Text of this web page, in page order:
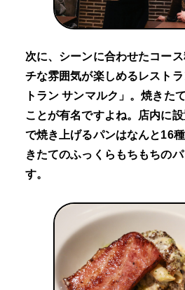
次に、シーンに合わせたコー
チな雰囲気が楽しめるレスト
トラン サンマルク」。焼きた
ことが有名ですよね。店内に
で焼き上げるパンはなんと16
きたてのふっくらもちもちの
す。